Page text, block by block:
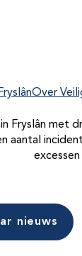
Over
Fryslân met
aantal
excessen
nieuws